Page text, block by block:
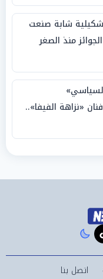
شابة صنعت
منذ الصغر
«نزاهة الفيفا»..
اتصل بنا